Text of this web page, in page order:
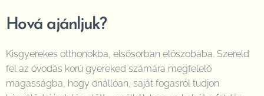
Hová ajánljuk?
Kisgyerekes otthonokba, elsősorban előszobába. Szereld
fel az óvodás korú gyereked számára megfelelő
magasságba, hogy önállóan, saját fogasról tudjon